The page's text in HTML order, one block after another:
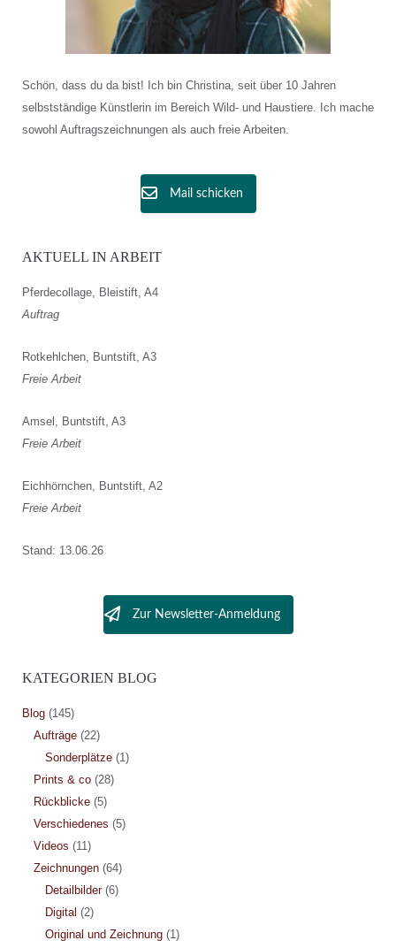
Schön, dass du da bist! Ich bin Christina, seit über 10 Jahren
selbstständige Künstlerin im Bereich Wild- und Haustiere. Ich mache
sowohl Auftragszeichnungen als auch freie Arbeiten.
Mail schicken
AKTUELL IN ARBEIT
Pferdecollage, Bleistift, A4
Auftrag
Rotkehlchen, Buntstift, A3
Freie Arbeit
Amsel, Buntstift, A3
Freie Arbeit
Eichhörnchen, Buntstift, A2
Freie Arbeit
Stand: 13.06.26
Zur Newsletter-Anmeldung
KATEGORIEN BLOG
Blog(145)
Aufträge(22)
Sonderplätze(1)
Prints & co(28)
Rückblicke(5)
Verschiedenes (5)
Videos (11)
Zeichnungen(64)
Detailbilder(6)
Digital (2)
Original und Zeichnung(1)